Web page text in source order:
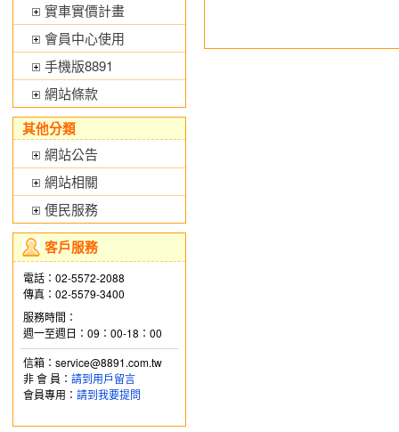
實車實價計畫
會員中心使用
手機版8891
網站條款
其他分類
網站公告
網站相關
便民服務
客戶服務
電話：02-5572-2088
傳真：02-5579-3400
服務時間：
週一至週日：09：00-18：00
信箱：service@8891.com.tw
非 會 員： 請到用戶留言
會員專用： 請到我要提問